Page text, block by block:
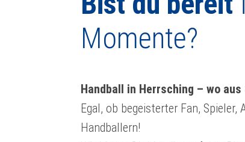
Momente?
Handball in Herrsching – wo
Egal, ob begeisterter Fan,
Handballern!